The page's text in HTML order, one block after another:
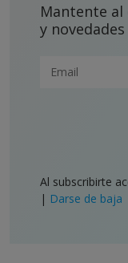
Mantente
y
Al subscribirte
| Darse de baja